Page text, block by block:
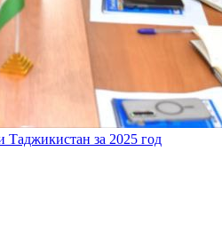
Таджикистан за 2025 год